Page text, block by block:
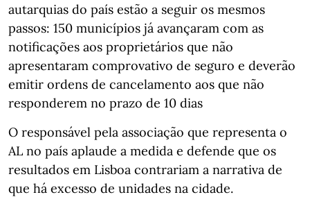
autarquias do país estão a seguir os mesmos
passos: 150 municípios já avançaram com as
notificações aos proprietários que não
apresentaram comprovativo de seguro e deverão
emitir ordens de cancelamento aos que não
responderem no prazo de 10 dias
O responsável pela associação que representa o
AL no país aplaude a medida e defende que os
resultados em Lisboa contrariam a narrativa de
que há excesso de unidades na cidade.